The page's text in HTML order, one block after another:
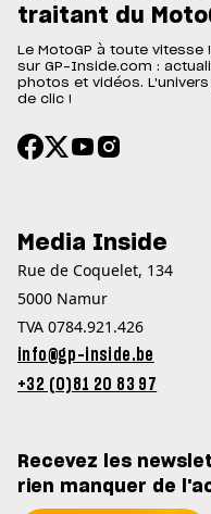
traitant du
Le MotoGP à toute
sur GP-Inside.com :
photos et vidéos.
de clic !
Media Inside
Rue de Coquelet, 134
5000 Namur
TVA 0784.921.426
info@gp-inside.be
+32 (0)81 20 83 97
Recevez les
rien manquer de